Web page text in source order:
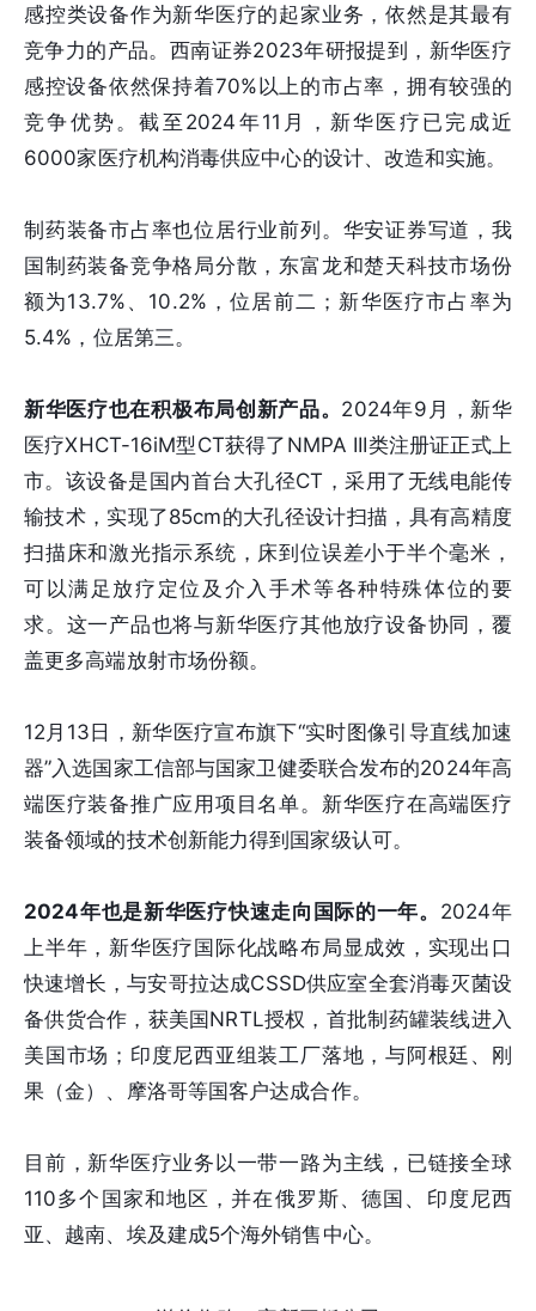
感控类设备作为新华医疗的起家业务，依然是其最有
竞争力的产品。西南证券2023年研报提到，新华医疗
感控设备依然保持着70%以上的市占率，拥有较强的
竞争优势。截至2024年11月，新华医疗已完成近
6000家医疗机构消毒供应中心的设计、改造和实施。
制药装备市占率也位居行业前列。华安证券写道，我
国制药装备竞争格局分散，东富龙和楚天科技市场份
额为13.7%、10.2%，位居前二；新华医疗市占率为
5.4%，位居第三。
新华医疗也在积极布局创新产品。 2024年9月，新华
医疗XHCT-16iM型CT获得了NMPA III类注册证正式上
市。该设备是国内首台大孔径CT，采用了无线电能传
输技术，实现了85cm的大孔径设计扫描，具有高精度
扫描床和激光指示系统，床到位误差小于半个毫米，
可以满足放疗定位及介入手术等各种特殊体位的要
求。这一产品也将与新华医疗其他放疗设备协同，覆
盖更多高端放射市场份额。
12月13日，新华医疗宣布旗下“实时图像引导直线加速
器”入选国家工信部与国家卫健委联合发布的2024年高
端医疗装备推广应用项目名单。新华医疗在高端医疗
装备领域的技术创新能力得到国家级认可。
2024年也是新华医疗快速走向国际的一年。 2024年
上半年，新华医疗国际化战略布局显成效，实现出口
快速增长，与安哥拉达成CSSD供应室全套消毒灭菌设
备供货合作，获美国NRTL授权，首批制药罐装线进入
美国市场；印度尼西亚组装工厂落地，与阿根廷、刚
果（金）、摩洛哥等国客户达成合作。
目前，新华医疗业务以一带一路为主线，已链接全球
110多个国家和地区，并在俄罗斯、德国、印度尼西
亚、越南、埃及建成5个海外销售中心。